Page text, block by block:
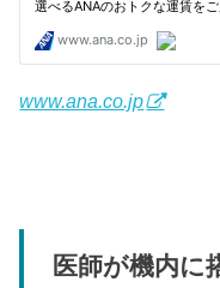
www.ana.co.jp
医師が機内に